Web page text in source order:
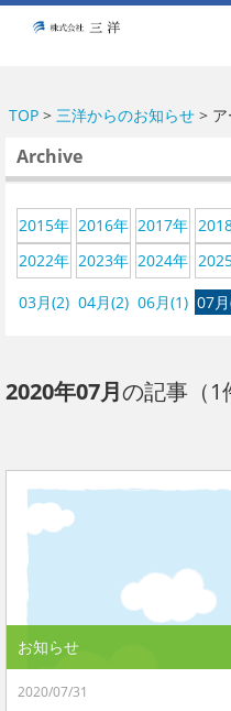
TOP> 三洋からのお知らせ> ア
Archive
2015年 2016年 2017年
2022年 2023年 2024年
03月(2) 04月(2) 06月(1) 07
2020年07月の記事（1
お知らせ
2020/07/31